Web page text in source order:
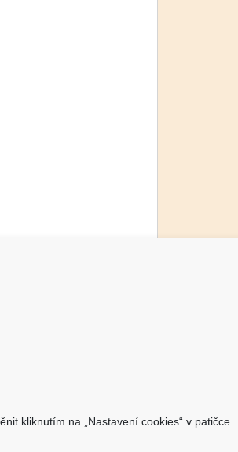
kliknutím na „Nastavení cookies“ v patičce